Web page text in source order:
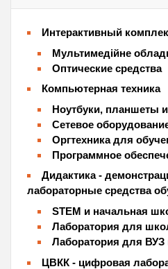
Интерактивный
Мультимедійне
Оптические средства
Компьютерная техника
Ноутбуки, планшеты
Сетевое
Оргтехника для
Программное
Дидактика -
лабораторные средства
STEM и начальная
Лаборатория для
Лаборатория для ВУЗ
ЦВКК - цифровая